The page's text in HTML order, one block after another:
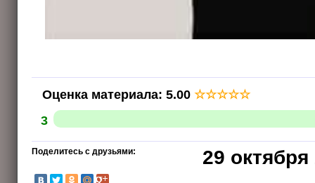
Оценка материала: 5.00 ☆☆☆☆☆
3
29 октября
Поделитесь с друзьями: